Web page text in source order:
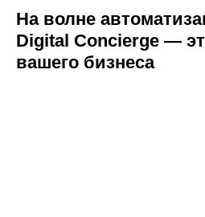
На волне
Digital Concierge —
вашего бизнеса